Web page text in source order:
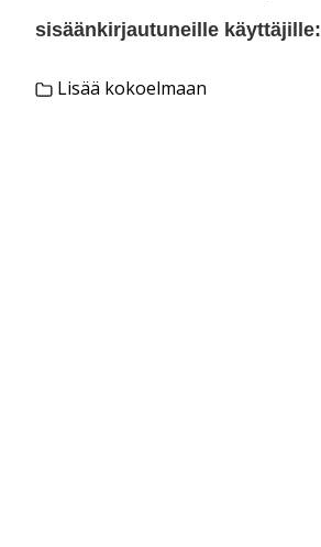
sisäänkirjautuneille käyttäjille:
Lisää kokoelmaan